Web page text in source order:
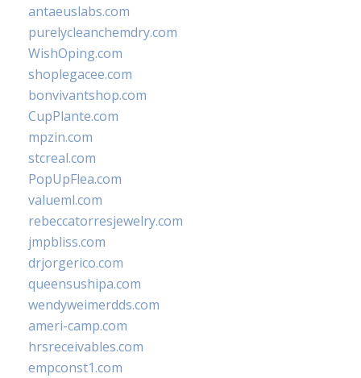
antaeuslabs.com
purelycleanchemdry.com
WishOping.com
shoplegacee.com
bonvivantshop.com
CupPlante.com
mpzin.com
stcreal.com
PopUpFlea.com
valueml.com
rebeccatorresjewelry.com
jmpbliss.com
drjorgerico.com
queensushipa.com
wendyweimerdds.com
ameri-camp.com
hrsreceivables.com
empconst1.com